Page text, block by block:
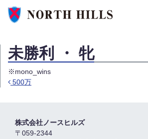
未勝利 ・ 牝
※mono_wins
500万
株式会社ノースヒルズ
〒059-2344